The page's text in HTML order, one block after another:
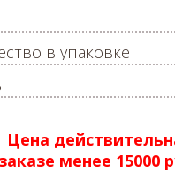
Цена
менее 15000
в упаковке